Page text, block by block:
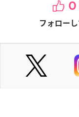
フォロー